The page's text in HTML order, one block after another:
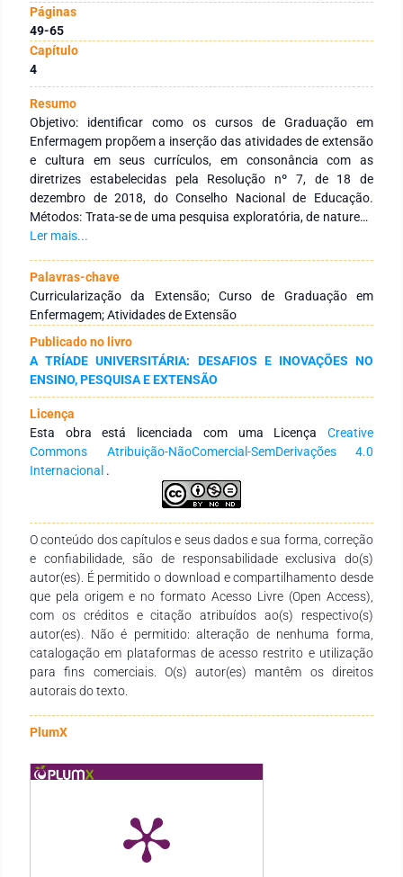
Páginas
49-65
Capítulo
4
Resumo
Objetivo: identificar como os cursos de Graduação em
Enfermagem propõem a inserção das atividades de extensão
e cultura em seus currículos, em consonância com as
diretrizes estabelecidas pela Resolução nº 7, de 18 de
dezembro de 2018, do Conselho Nacional de Educação.
Métodos: Trata-se de uma pesquisa exploratória, de natureza
documental, com abordagem qualitativa. A coleta de dados
meio de levantamento público de documentos institucionais.
Foram analisados nove Projetos Pedagógicos de Curso (PPC)
de Graduação em Enfermagem, selecionados por já
apresentarem atualização curricular contemplando a
extensão. Resultados: A análise dos PPCs revelou que as
instituições de ensino superior têm realizado a atualização de
seus currículos de acordo com suas especificidades e
realidades locais, o que reforça sua autonomia institucional.
Dentre as estratégias mais utilizadas para a inserção das
atividades de extensão, destacam-se a inclusão de
componentes curriculares com carga horária destinada à
extensão ao longo do curso e a vinculação a projetos e
programas desenvolvidos em parceria com a comunidade
ainda apresentam fragilidades nos registros documentais,
especialmente quanto à descrição detalhada das atividades
de extensão, à forma de creditação das horas e à integração
efetiva com o ensino e a pesquisa. Conclusão: Conclui-se que,
embora os cursos de Enfermagem estejam buscando atender
às exigências legais da curricularização da extensão, ainda
há a necessidade de maior clareza e objetividade nos PPCs
quanto à operacionalização dessas atividades.
Ler mais...
Palavras-chave
Curricularização da Extensão; Curso de Graduação em
Enfermagem; Atividades de Extensão
Publicado no livro
A TRÍADE UNIVERSITÁRIA: DESAFIOS E INOVAÇÕES NO
ENSINO, PESQUISA E EXTENSÃO
Licença
Esta obra está licenciada com uma Licença Creative
Commons Atribuição-NãoComercial-SemDerivações 4.0
Internacional .
O conteúdo dos capítulos e seus dados e sua forma, correção
e confiabilidade, são de responsabilidade exclusiva do(s)
autor(es). É permitido o download e compartilhamento desde
que pela origem e no formato Acesso Livre (Open Access),
com os créditos e citação atribuídos ao(s) respectivo(s)
autor(es). Não é permitido: alteração de nenhuma forma,
catalogação em plataformas de acesso restrito e utilização
para fins comerciais. O(s) autor(es) mantêm os direitos
autorais do texto.
PlumX